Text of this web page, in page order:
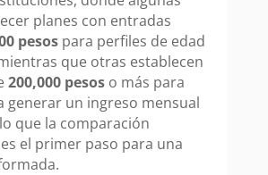
planes con entradas
pesospara perfiles de edad
que otras establecen
200,000 pesoso más para
generar un ingreso mensual
que la comparación
el primer paso para una